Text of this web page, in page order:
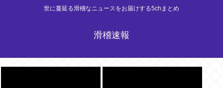
世に蔓延る滑稽なニュースをお届けする5chまとめ
滑稽速報